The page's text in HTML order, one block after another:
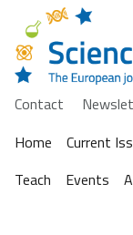
Contact
Home
Current
Teach
Events